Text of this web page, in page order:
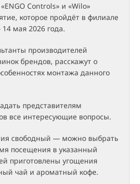
Controls» и «Wilo»
которое пройдёт в филиале
мая 2026 года.
производителей
брендов, расскажут о
монтажа данного
представителям
все интересующие вопросы.
свободный — можно выбрать
посещения в указанный
приготовлены угощения
чай и ароматный кофе.